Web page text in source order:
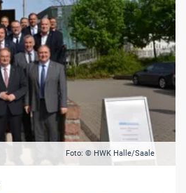
Foto: © HWK Halle/Saale